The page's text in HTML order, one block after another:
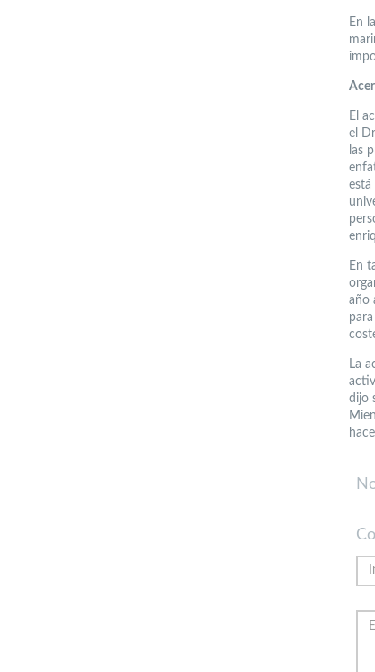
En
El
el
las
está
En
año
La
dijo